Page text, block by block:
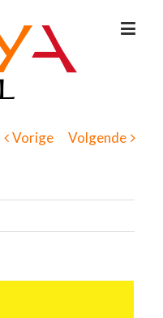
Vorige Volgende